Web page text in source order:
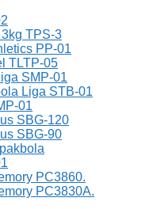
TPS-3
PP-01
TLTP-05
SMP-01
Liga STB-01
01
SBG-120
SBG-90
PC3860.
PC3830A.